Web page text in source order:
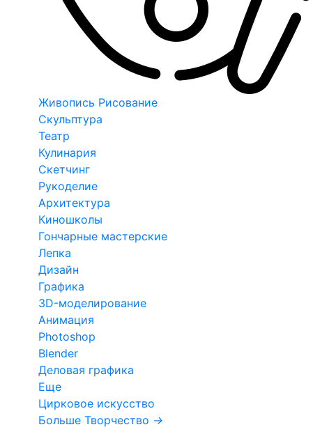
Живопись Рисование
Скульптура
Театр
Кулинария
Скетчинг
Рукоделие
Архитектура
Киношколы
Гончарные мастерские
Лепка
Дизайн
Графика
3D-моделирование
Анимация
Photoshop
Blender
Деловая графика
Еще
Цирковое искусство
Больше Творчество →